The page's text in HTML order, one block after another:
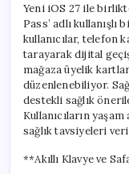
Yeni iOS 27 ile
Pass’ adlı
kullanıcılar, telefon
tarayarak dijital
mağaza üyelik
düzenlenebiliyor.
destekli sağlık
Kullanıcıların
sağlık tavsiyeleri
**Akıllı Klavye ve